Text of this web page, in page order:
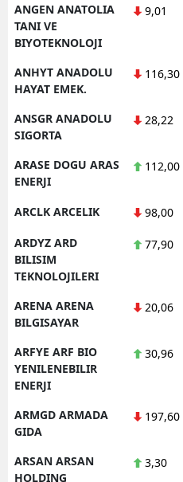
ANGEN ANATOLIA
TANI VE
BIYOTEKNOLOJI
9,01
ANHYT ANADOLU
HAYAT EMEK.
116,30
ANSGR ANADOLU
SIGORTA
28,22
ARASE DOGU ARAS
ENERJI
112,00
ARCLK ARCELIK 98,00
ARDYZ ARD
BILISIM
TEKNOLOJILERI
77,90
ARENA ARENA
BILGISAYAR
20,06
ARFYE ARF BIO
YENILENEBILIR
ENERJI
30,96
ARMGD ARMADA
GIDA
197,60
ARSAN ARSAN
HOLDING
3,30